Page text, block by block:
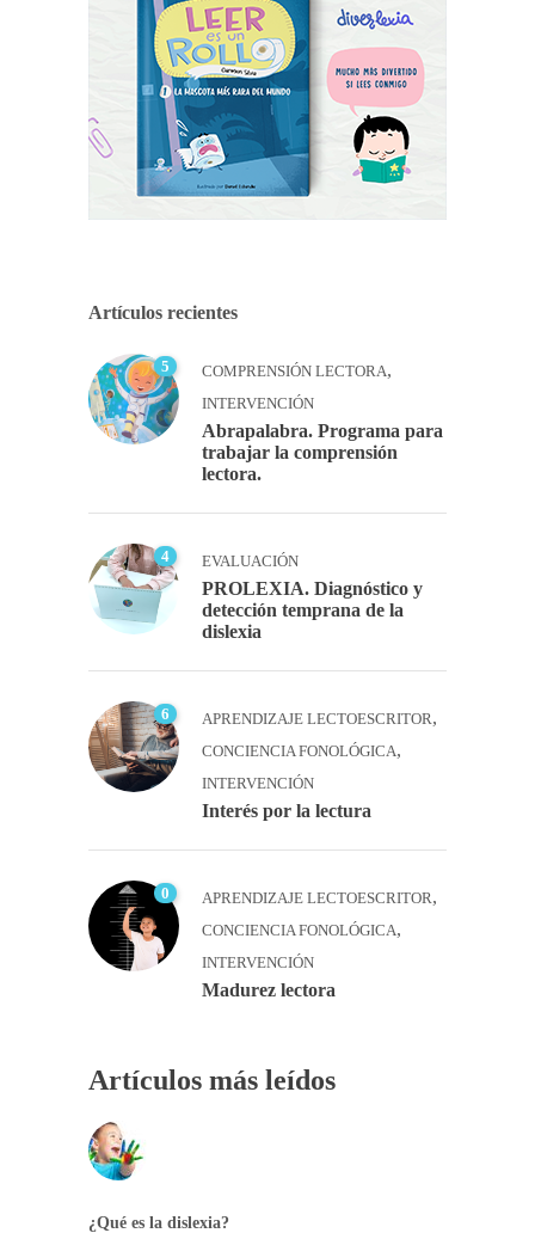
Artículos recientes
5 COMPRENSIÓN LECTORA,
INTERVENCIÓN
Abrapalabra. Programa para
trabajar la comprensión
lectora.
4 EVALUACIÓN
PROLEXIA. Diagnóstico y
detección temprana de la
dislexia
6 APRENDIZAJE LECTOESCRITOR,
CONCIENCIA FONOLÓGICA,
INTERVENCIÓN
Interés por la lectura
0 APRENDIZAJE LECTOESCRITOR,
CONCIENCIA FONOLÓGICA,
INTERVENCIÓN
Madurez lectora
Artículos más leídos
¿Qué es la dislexia?